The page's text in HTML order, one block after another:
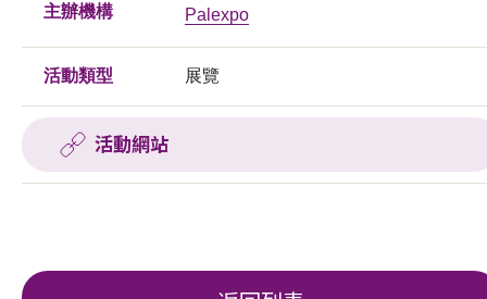
主辦機構 Palexpo
活動類型 展覽
活動網站